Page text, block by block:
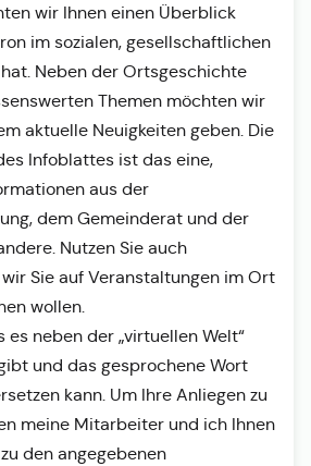
wir Ihnen einen Überblick
im sozialen, gesellschaftlichen
Neben der Ortsgeschichte
Themen möchten wir
aktuelle Neuigkeiten geben. Die
Infoblattes ist das eine,
aus der
dem Gemeinderat und der
Nutzen Sie auch
wir Sie auf Veranstaltungen im Ort
wollen.
es neben der „virtuellen Welt“
und das gesprochene Wort
kann. Um Ihre Anliegen zu
meine Mitarbeiter und ich Ihnen
den angegebenen